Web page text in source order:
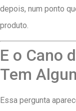
depois, num ponto
produto.
E o Cano
Tem
Essa pergunta